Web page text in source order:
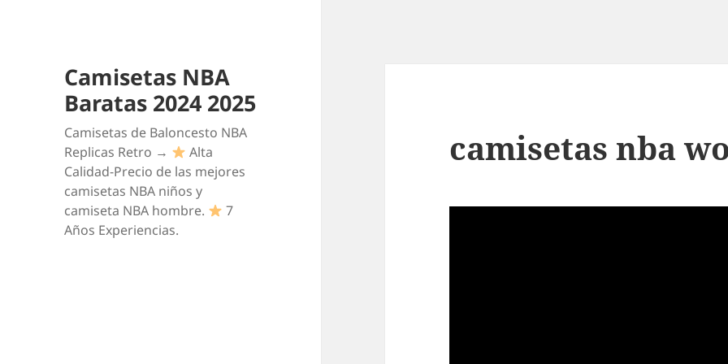
Camisetas NBA
Baratas 2024 2025
Camisetas de Baloncesto NBA
Replicas Retro →
Alta
Calidad-Precio de las mejores
camisetas NBA niños y
camiseta NBA hombre.
7
Años Experiencias.
camisetas nba